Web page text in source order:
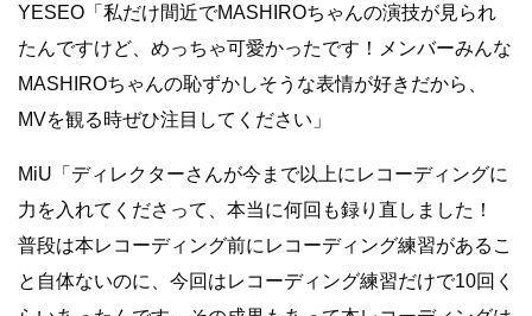
YESEO「私だけ間近でMASHIROちゃんの演技が見られ
たんですけど、めっちゃ可愛かったです！メンバーみんな
MASHIROちゃんの恥ずかしそうな表情が好きだから、
MVを観る時ぜひ注目してください」
MiU「ディレクターさんが今まで以上にレコーディングに
力を入れてくださって、本当に何回も録り直しました！
普段は本レコーディング前にレコーディング練習があるこ
と自体ないのに、今回はレコーディング練習だけで10回く